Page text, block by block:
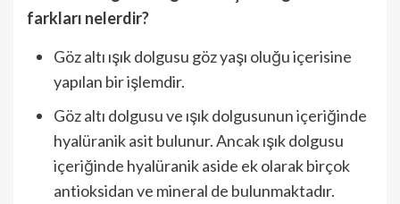
farkları nelerdir?
Göz altı ışık dolgusu göz yaşı oluğu içerisine
yapılan bir işlemdir.
Göz altı dolgusu ve ışık dolgusunun içeriğinde
hyalüranik asit bulunur. Ancak ışık dolgusu
içeriğinde hyalüranik aside ek olarak birçok
antioksidan ve mineral de bulunmaktadır.